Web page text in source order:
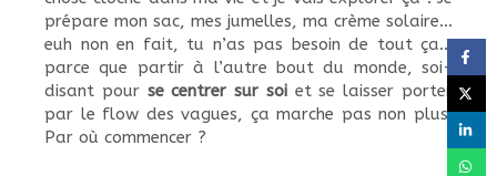
prépare mon sac, mes jumelles, ma crème solaire…
euh non en fait, tu n’as pas besoin de tout ça…
parce que partir à l’autre bout du monde, soi-
disant pour se centrer sur soiet se laisser porter
par le flow des vagues, ça marche pas non plus.
Par où commencer ?